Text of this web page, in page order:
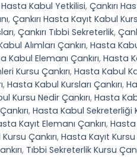
Hasta Kabul Yetkilisi, Çankırı
, Çankırı Hasta Kayıt Kabul
, Çankırı Tıbbi Sekreterlik,
Alımları Çankırı, Hasta
Kabul Elemanı Çankırı, Hasta
Kursu Çankırı, Hasta Kabul
, Hasta Kabul Kursları Çankırı,
Kursu Nedir Çankırı, Hasta
, Hasta Kabul Sekreterliği
Kayıt Elemanı Çankırı, Hasta
Çankırı, Hasta Kayıt Kursu
, Tıbbi Sekreterlik Kursu